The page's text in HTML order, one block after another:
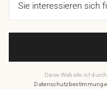
Diese Website ist